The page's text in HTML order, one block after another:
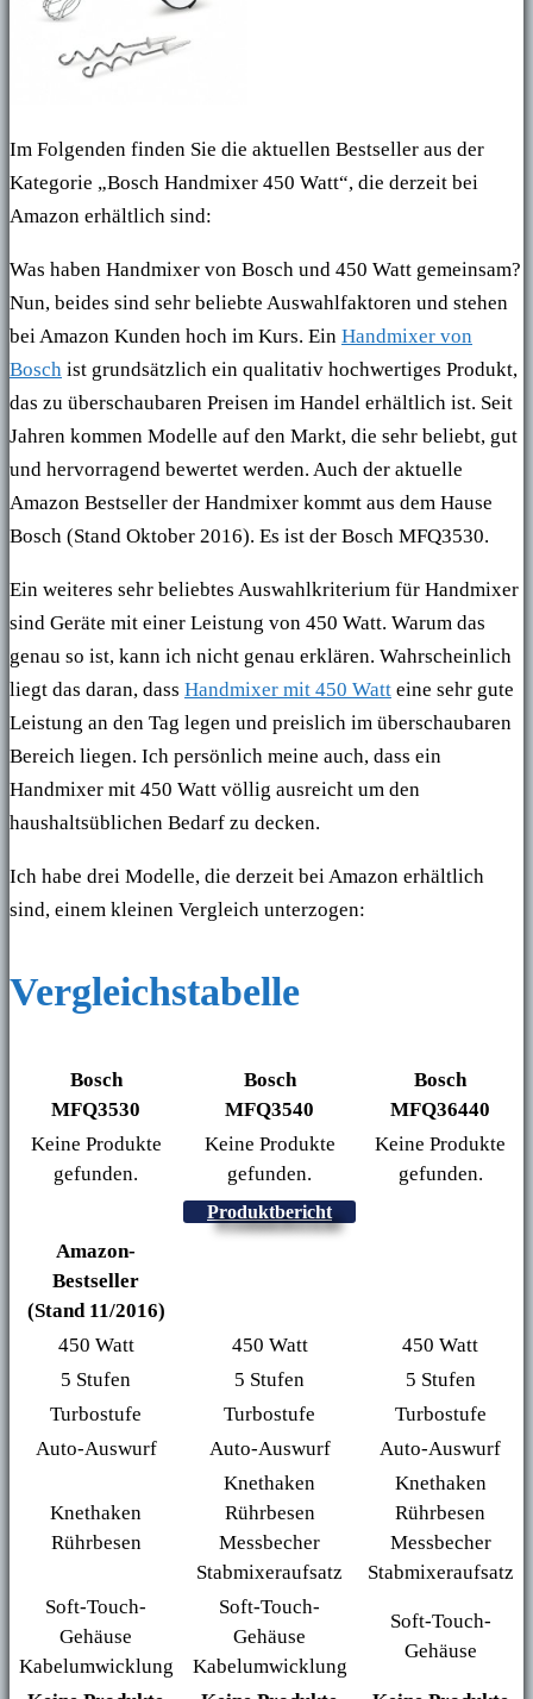
Im Folgenden finden Sie die aktuellen Bestseller aus der
Kategorie „Bosch Handmixer 450 Watt“, die derzeit bei
Amazon erhältlich sind:
Was haben Handmixer von Bosch und 450 Watt gemeinsam?
Nun, beides sind sehr beliebte Auswahlfaktoren und stehen
bei Amazon Kunden hoch im Kurs. Ein Handmixer von
Bosch ist grundsätzlich ein qualitativ hochwertiges Produkt,
das zu überschaubaren Preisen im Handel erhältlich ist. Seit
Jahren kommen Modelle auf den Markt, die sehr beliebt, gut
und hervorragend bewertet werden. Auch der aktuelle
Amazon Bestseller der Handmixer kommt aus dem Hause
Bosch (Stand Oktober 2016). Es ist der Bosch MFQ3530.
Ein weiteres sehr beliebtes Auswahlkriterium für Handmixer
sind Geräte mit einer Leistung von 450 Watt. Warum das
genau so ist, kann ich nicht genau erklären. Wahrscheinlich
liegt das daran, dass Handmixer mit 450 Watt eine sehr gute
Leistung an den Tag legen und preislich im überschaubaren
Bereich liegen. Ich persönlich meine auch, dass ein
Handmixer mit 450 Watt völlig ausreicht um den
haushaltsüblichen Bedarf zu decken.
Ich habe drei Modelle, die derzeit bei Amazon erhältlich
sind, einem kleinen Vergleich unterzogen:
Vergleichstabelle
Bosch
MFQ3530
Bosch
MFQ3540
Bosch
MFQ36440
Keine Produkte
gefunden.
Keine Produkte
gefunden.
Keine Produkte
gefunden.
Produktbericht
Amazon-
Bestseller
(Stand 11/2016)
450 Watt
450 Watt
450 Watt
5 Stufen
5 Stufen
5 Stufen
Turbostufe
Turbostufe
Turbostufe
Auto-Auswurf
Auto-Auswurf Auto-Auswurf
Knethaken
Rührbesen
Knethaken
Rührbesen
Messbecher
Stabmixeraufsatz
Knethaken
Rührbesen
Messbecher
Stabmixeraufsatz
Soft-Touch-
Gehäuse
Kabelumwicklung
Soft-Touch-
Gehäuse
Kabelumwicklung
Soft-Touch-
Gehäuse